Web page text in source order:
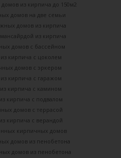
из кирпича до 150м2
домов на две семьи
домов из кирпича
из кирпича
домов с бассейном
кирпича с цоколем
домов с эркером
кирпича с гаражом
кирпича с камином
кирпича с подвалом
домов с террасой
кирпича с верандой
кирпичных домов
домов из пенобетона
домов из пенобетона